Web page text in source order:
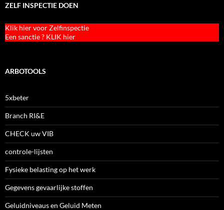
ZELF INSPECTIE DOEN
Klik hier voor Zelfinspectie
Een sanctie ? KLIK hier
ARBOTOOLS
5xbeter
Branch RI&E
CHECK uw VIB
controle-lijsten
Fysieke belasting op het werk
Gegevens gevaarlijke stoffen
Geluidniveaus en Geluid Meten